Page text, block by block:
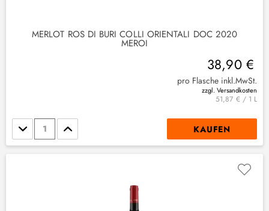
MERLOT ROS DI BURI COLLI ORIENTALI DOC 2020
MEROI
38,90 €
pro Flasche inkl.MwSt.
zzgl. Versandkosten
51,87 € / 1 L
Stückzahl KAUFEN